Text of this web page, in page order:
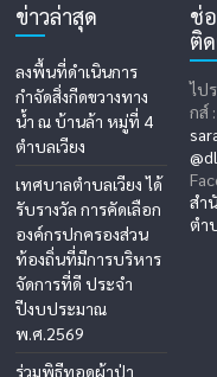
ข่าวล่าสุด
ลงพื้นที่ดำเนินการ
กำจัดสิ่งกีดขวางทาง
น้ำ ณ บ้านล้า หมู่ที่ 4
ตำบลเวียง
เทศบาลตำบลเวียง ได้
รับรางวัล การคัดเลือก
องค์กรปกครองส่วน
ท้องถิ่นที่มีการบริหาร
จัดการที่ดี ประจำ
ปีงบประมาณ
พ.ศ.2569
ร่วมพิธีทอดผ้าป่า
ช่
ติ
ไป
กส์ :
สำ
ตำ